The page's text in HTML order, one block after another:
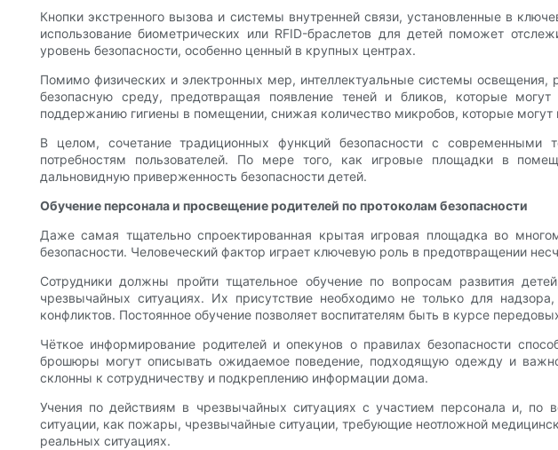
Кнопки экстренного вызова и системы внутренней связи, установленные в
использование биометрических или RFID-браслетов для детей поможет
уровень безопасности, особенно ценный в крупных центрах.
Помимо физических и электронных мер, интеллектуальные системы
безопасную среду, предотвращая появление теней и бликов, которые
поддержанию гигиены в помещении, снижая количество микробов, которые могут
В целом, сочетание традиционных функций безопасности с современными
потребностям пользователей. По мере того, как игровые площадки в
дальновидную приверженность безопасности детей.
Обучение персонала и просвещение родителей по протоколам безопасности
Даже самая тщательно спроектированная крытая игровая площадка во
безопасности. Человеческий фактор играет ключевую роль в предотвращении
Сотрудники должны пройти тщательное обучение по вопросам развития
чрезвычайных ситуациях. Их присутствие необходимо не только для
конфликтов. Постоянное обучение позволяет воспитателям быть в курсе
Чёткое информирование родителей и опекунов о правилах безопасности
брошюры могут описывать ожидаемое поведение, подходящую одежду и
склонны к сотрудничеству и подкреплению информации дома.
Учения по действиям в чрезвычайных ситуациях с участием персонала и, по
ситуации, как пожары, чрезвычайные ситуации, требующие неотложной
реальных ситуациях.